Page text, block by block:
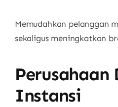
Memudahkan pelanggan
sekaligus meningkatkan
Perusahaan
Instansi